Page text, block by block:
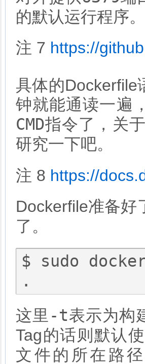
的默认运行程序。
注 7 https://
具体的Dockerfile
钟就能通读一遍
CMD指令了，关
研究一下吧。
注 8 https://
Dockerfile准备好
了。
$ sudo
这里 -t表示为构
Tag的话则默认
文件的所在路